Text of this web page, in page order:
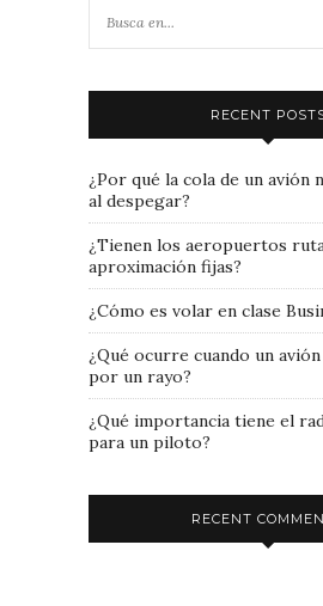
RECENT
¿Por qué la cola de un avión
al despegar?
¿Tienen los aeropuertos
aproximación fijas?
¿Cómo es volar en clase
¿Qué ocurre cuando un
por un rayo?
¿Qué importancia tiene el
para un piloto?
RECENT